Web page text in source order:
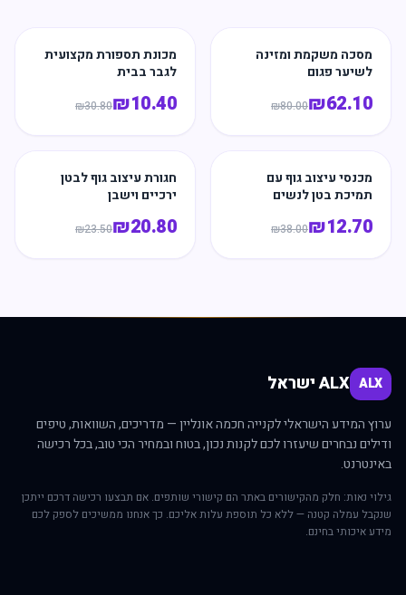
מסכה משקמת ומזינה
לשיער פגום
₪62.10
₪80.00
מכונת תספורת מקצועית
לגבר בבית
₪10.40
₪30.80
מכנסי עיצוב גוף עם
תמיכת בטן לנשים
₪12.70
₪38.00
חגורת עיצוב גוף לבטן
ירכיים וישבן
₪20.80
₪23.50
ALX ALX ישראל
ערוץ המידע הישראלי לקנייה חכמה אונליין — מדריכים, השוואות, טיפים
ודילים נבחרים שיעזרו לכם לקנות נכון, בטוח ובמחיר הכי טוב, בכל רכישה
באינטרנט.
גילוי נאות: חלק מהקישורים באתר הם קישורי שותפים. אם תבצעו רכישה דרכם ייתכן
שנקבל עמלה קטנה — ללא כל תוספת עלות אליכם. כך אנחנו ממשיכים לספק לכם
מידע איכותי בחינם.